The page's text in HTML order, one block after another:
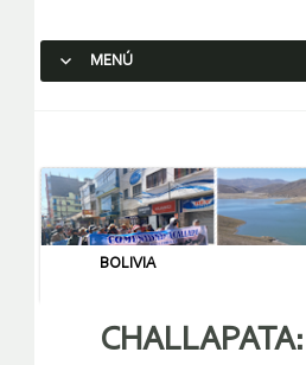
MENÚ
BOLIVIA
CHALLAPATA: